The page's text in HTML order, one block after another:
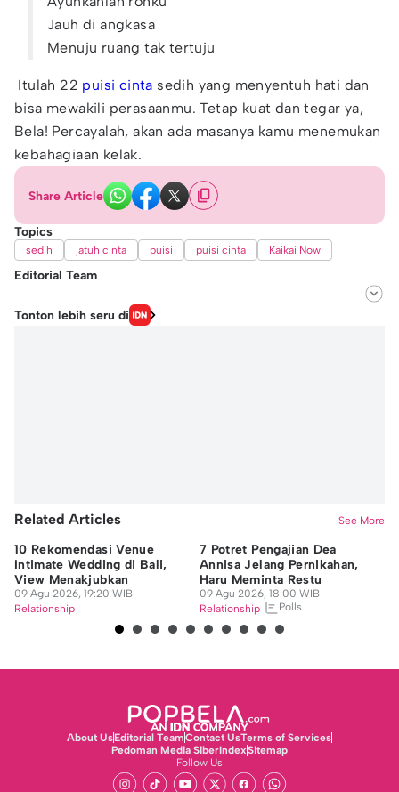
Jauh di angkasa
Menuju ruang tak tertuju
Itulah 22 puisi cinta sedih yang menyentuh hati dan
bisa mewakili perasaanmu. Tetap kuat dan tegar ya,
Bela! Percayalah, akan ada masanya kamu menemukan
kebahagiaan kelak.
Share Article
Topics
sedih jatuh cinta puisi puisi cinta Kaikai Now
Editorial Team
Editor
Langgeng Irma Salugiasih
Tonton lebih seru di
Related Articles See More
10 Rekomendasi Venue
Intimate Wedding di Bali,
View Menakjubkan
09 Agu 2026, 19:20 WIB
Relationship
7 Potret Pengajian Dea
Annisa Jelang Pernikahan,
Haru Meminta Restu
09 Agu 2026, 18:00 WIB
Relationship
Polls
About UsEditorial TeamContact UsTerms of Services
Pedoman Media SiberIndexSitemap
Follow Us